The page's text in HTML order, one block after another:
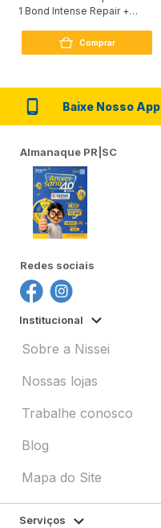
1 Bond Intense Repair +
Comprar
Baixe Nosso App
Almanaque PR|SC
Redes sociais
Institucional
Sobre a Nissei
Nossas lojas
Trabalhe conosco
Blog
Mapa do Site
Serviços